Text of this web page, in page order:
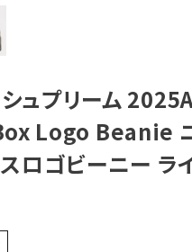
リーブ
ー
ー
ック
ュプリーム
Logo Beanie
ロゴビーニー ラ